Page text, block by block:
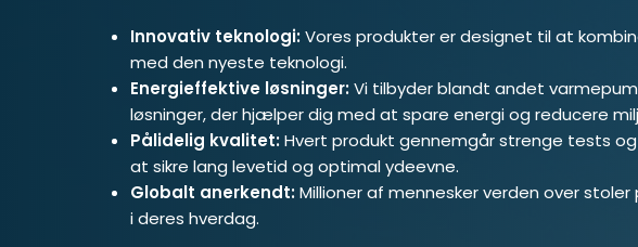
Innovativ teknologi:Vores produkter er designet til at
med den nyeste teknologi.
Energieffektive løsninger:Vi tilbyder blandt andet
løsninger, der hjælper dig med at spare energi og reducere
Pålidelig kvalitet:Hvert produkt gennemgår strenge tests
at sikre lang levetid og optimal ydeevne.
Globalt anerkendt:Millioner af mennesker verden over
i deres hverdag.